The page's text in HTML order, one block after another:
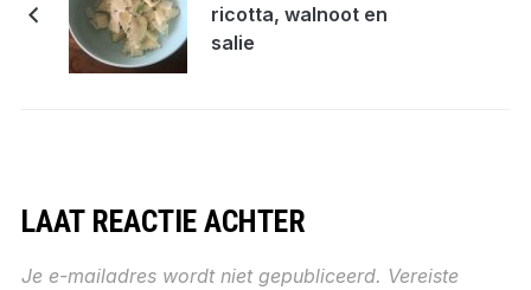
ricotta, walnoot en
salie
LAAT REACTIE ACHTER
Je e-mailadres wordt niet gepubliceerd. Vereiste